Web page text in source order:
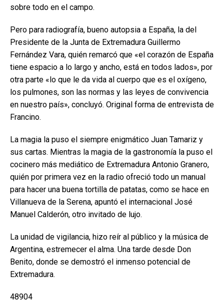
sobre todo en el campo.
Pero para radiografía, bueno autopsia a España, la del
Presidente de la Junta de Extremadura Guillermo
Fernández Vara, quién remarcó que «el corazón de España
tiene espacio a lo largo y ancho, está en todos lados», por
otra parte «lo que le da vida al cuerpo que es el oxígeno,
los pulmones, son las normas y las leyes de convivencia
en nuestro país», concluyó. Original forma de entrevista de
Francino.
La magia la puso el siempre enigmático Juan Tamariz y
sus cartas. Mientras la magia de la gastronomía la puso el
cocinero más mediático de Extremadura Antonio Granero,
quién por primera vez en la radio ofreció todo un manual
para hacer una buena tortilla de patatas, como se hace en
Villanueva de la Serena, apuntó el internacional José
Manuel Calderón, otro invitado de lujo.
La unidad de vigilancia, hizo reír al público y la música de
Argentina, estremecer el alma. Una tarde desde Don
Benito, donde se demostró el inmenso potencial de
Extremadura.
48904